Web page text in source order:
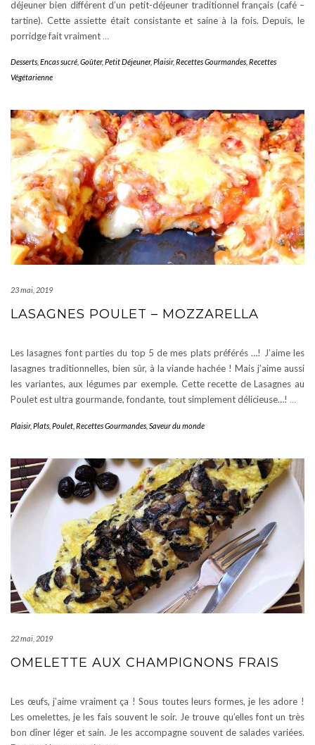
déjeuner bien différent d’un petit-déjeuner traditionnel français (café –
tartine). Cette assiette était consistante et saine à la fois. Depuis, le
porridge fait vraiment…
Desserts Encas sucré Goûter, Petit Déjeuner, Plaisir, Recettes Gourmandes Recettes
Végétarienne
23 mai, 2019
LASAGNES POULET – MOZZARELLA
Les lasagnes font parties du top 5 de mes plats préférés …! J’aime les
lasagnes traditionnelles, bien sûr, à la viande hachée ! Mais j’aime aussi
les variantes, aux légumes par exemple. Cette recette de Lasagnes au
Poulet est ultra gourmande, fondante, tout simplement délicieuse…! …
Plaisir, Plats Poulet Recettes Gourmandes Saveur du monde
22 mai, 2019
OMELETTE AUX CHAMPIGNONS FRAIS
Les œufs, j’aime vraiment ça ! Sous toutes leurs formes, je les adore !
Les omelettes, je les fais souvent le soir. Je trouve qu’elles font un très
bon dîner léger et sain. Je les accompagne souvent de salades variées.